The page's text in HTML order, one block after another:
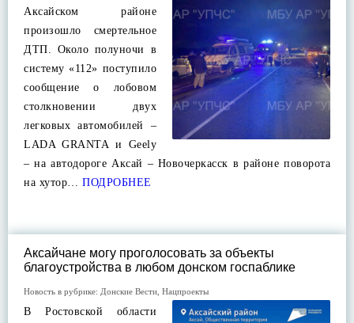
Аксайском районе
произошло смертельное
ДТП. Около полуночи в
систему «112» поступило
сообщение о лобовом
столкновении двух
легковых автомобилей –
LADA GRANTA и Geely
– на автодороге Аксай – Новочеркасск в районе поворота
на хутор… ПОДРОБНЕЕ
Аксайчане могу проголосовать за объекты
благоустройства в любом донском госпаблике
Новость в рубрике: Донские Вести Нацпроекты
В Ростовской области